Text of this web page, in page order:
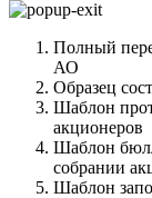
Полный
АО
Образец
Шаблон
акционеров
Шаблон
собрании
Шаблон